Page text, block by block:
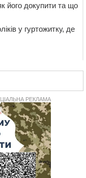
його докупити та що
у гуртожитку, де
грн на роботу
оренди земельних
з області
Prize Ukraine 2026
у Черкасах
людей поважного
РЕКЛАМА